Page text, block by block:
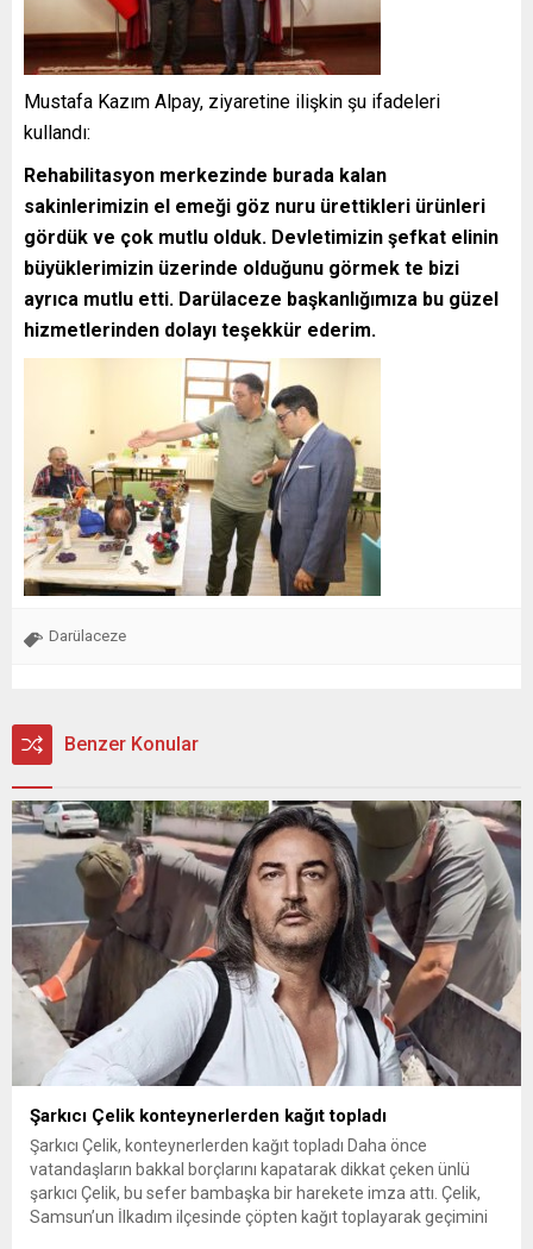
Mustafa Kazım Alpay, ziyaretine ilişkin şu ifadeleri
kullandı:
Rehabilitasyon merkezinde burada kalan
sakinlerimizin el emeği göz nuru ürettikleri ürünleri
gördük ve çok mutlu olduk. Devletimizin şefkat elinin
büyüklerimizin üzerinde olduğunu görmek te bizi
ayrıca mutlu etti. Darülaceze başkanlığımıza bu güzel
hizmetlerinden dolayı teşekkür ederim.
Darülaceze
Benzer Konular
Şarkıcı Çelik konteynerlerden kağıt topladı
Şarkıcı Çelik, konteynerlerden kağıt topladı Daha önce
vatandaşların bakkal borçlarını kapatarak dikkat çeken ünlü
şarkıcı Çelik, bu sefer bambaşka bir harekete imza attı. Çelik,
Samsun’un İlkadım ilçesinde çöpten kağıt toplayarak geçimini